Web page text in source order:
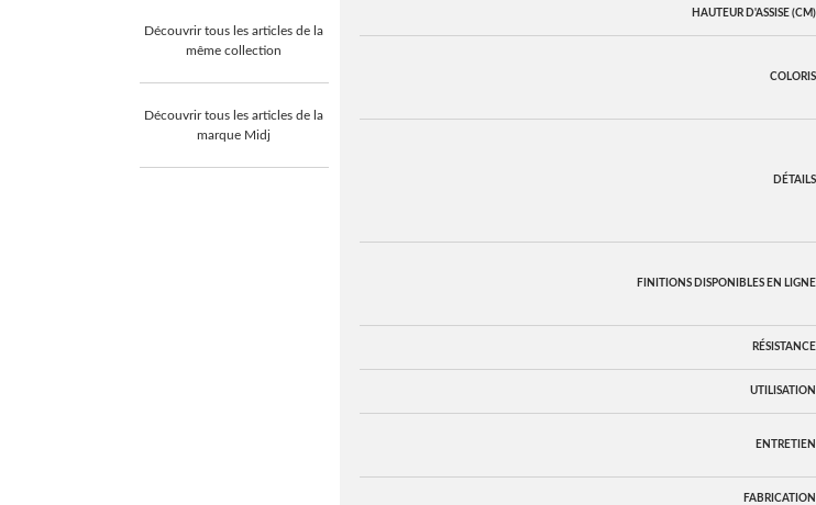
Découvrir tous les articles de la
même collection
Découvrir tous les articles de la
marque Midj
HAUTEUR D'ASSISE (CM)
COLORIS
DÉTAILS
FINITIONS DISPONIBLES EN LIGNE
RÉSISTANCE
UTILISATION
ENTRETIEN
FABRICATION